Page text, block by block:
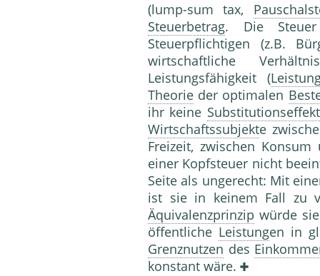
(lump-sum tax,
Steuerbetrag. Die
Steuerpflichtigen (z.B.
wirtschaftliche
Leistungsfähigkeit (
Theorie der optimalen
ihr keine Substitutionseffekt
Wirtschaftssubjekte
Freizeit, zwischen
einer Kopfsteuer nicht
Seite als ungerecht: Mit
ist sie in keinem Fall zu
Äquivalenzprinzip würde
öffentliche Leistungen in
Grenznutzen des
konstant wäre.